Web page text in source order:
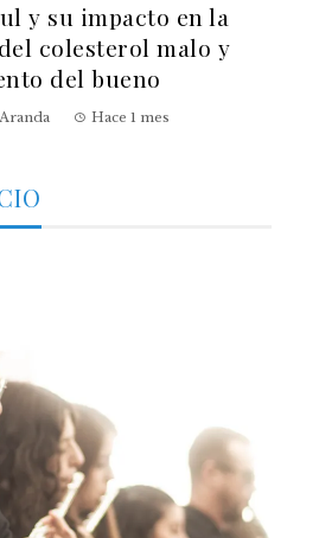
y su impacto en la
colesterol malo y
del bueno
Hace 1 mes